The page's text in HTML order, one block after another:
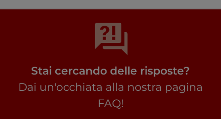
Stai cercando delle risposte?
Dai un'occhiata alla nostra pagina
FAQ!